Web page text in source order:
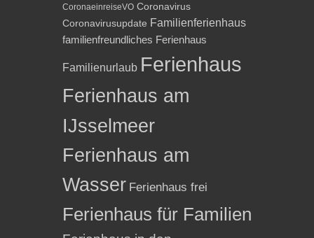
CoronaeinreiseVO Coronavirus
Coronavirusupdate Familienferienhaus
familienfreundliches Ferienhaus
Familienurlaub Ferienhaus
Ferienhaus am
IJsselmeer
Ferienhaus am
Wasser Ferienhaus frei
Ferienhaus für Familien